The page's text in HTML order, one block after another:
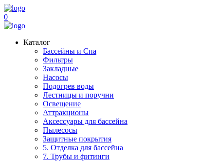
0
Каталог
Бассейны и Спа
Фильтры
Закладные
Насосы
Подогрев воды
Лестницы и поручни
Освещение
Аттракционы
Аксессуары для бассейна
Пылесосы
Защитные покрытия
5. Отделка для бассейна
7. Трубы и фитинги